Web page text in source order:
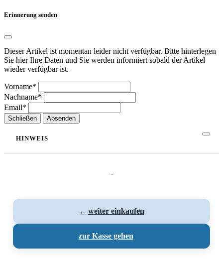
Erinnerung senden
Dieser Artikel ist momentan leider nicht verfügbar. Bitte hinterlegen
Sie hier Ihre Daten und Sie werden informiert sobald der Artikel
wieder verfügbar ist.
Vorname*
Nachname*
Email*
Schließen Absenden
HINWEIS
-
←weiter einkaufen
zur Kasse gehen